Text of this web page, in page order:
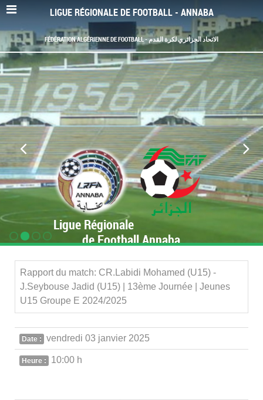
LIGUE RÉGIONALE DE FOOTBALL - ANNABA
FÉDÉRATION ALGÉRIENNE DE FOOTBALL - الاتحاد الجزائري لكرة القدم
Ligue Régionale
de Football Annaba
Rapport du match: CR.Labidi Mohamed (U15) -
J.Seybouse Jadid (U15) | 13ème Journée | Jeunes
U15 Groupe E 2024/2025
Date : vendredi 03 janvier 2025
Heure : 10:00 h